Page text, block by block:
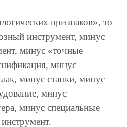
признаков», то
инструмент, минус
минус «точные
минус
минус станки, минус
минус
минус специальные